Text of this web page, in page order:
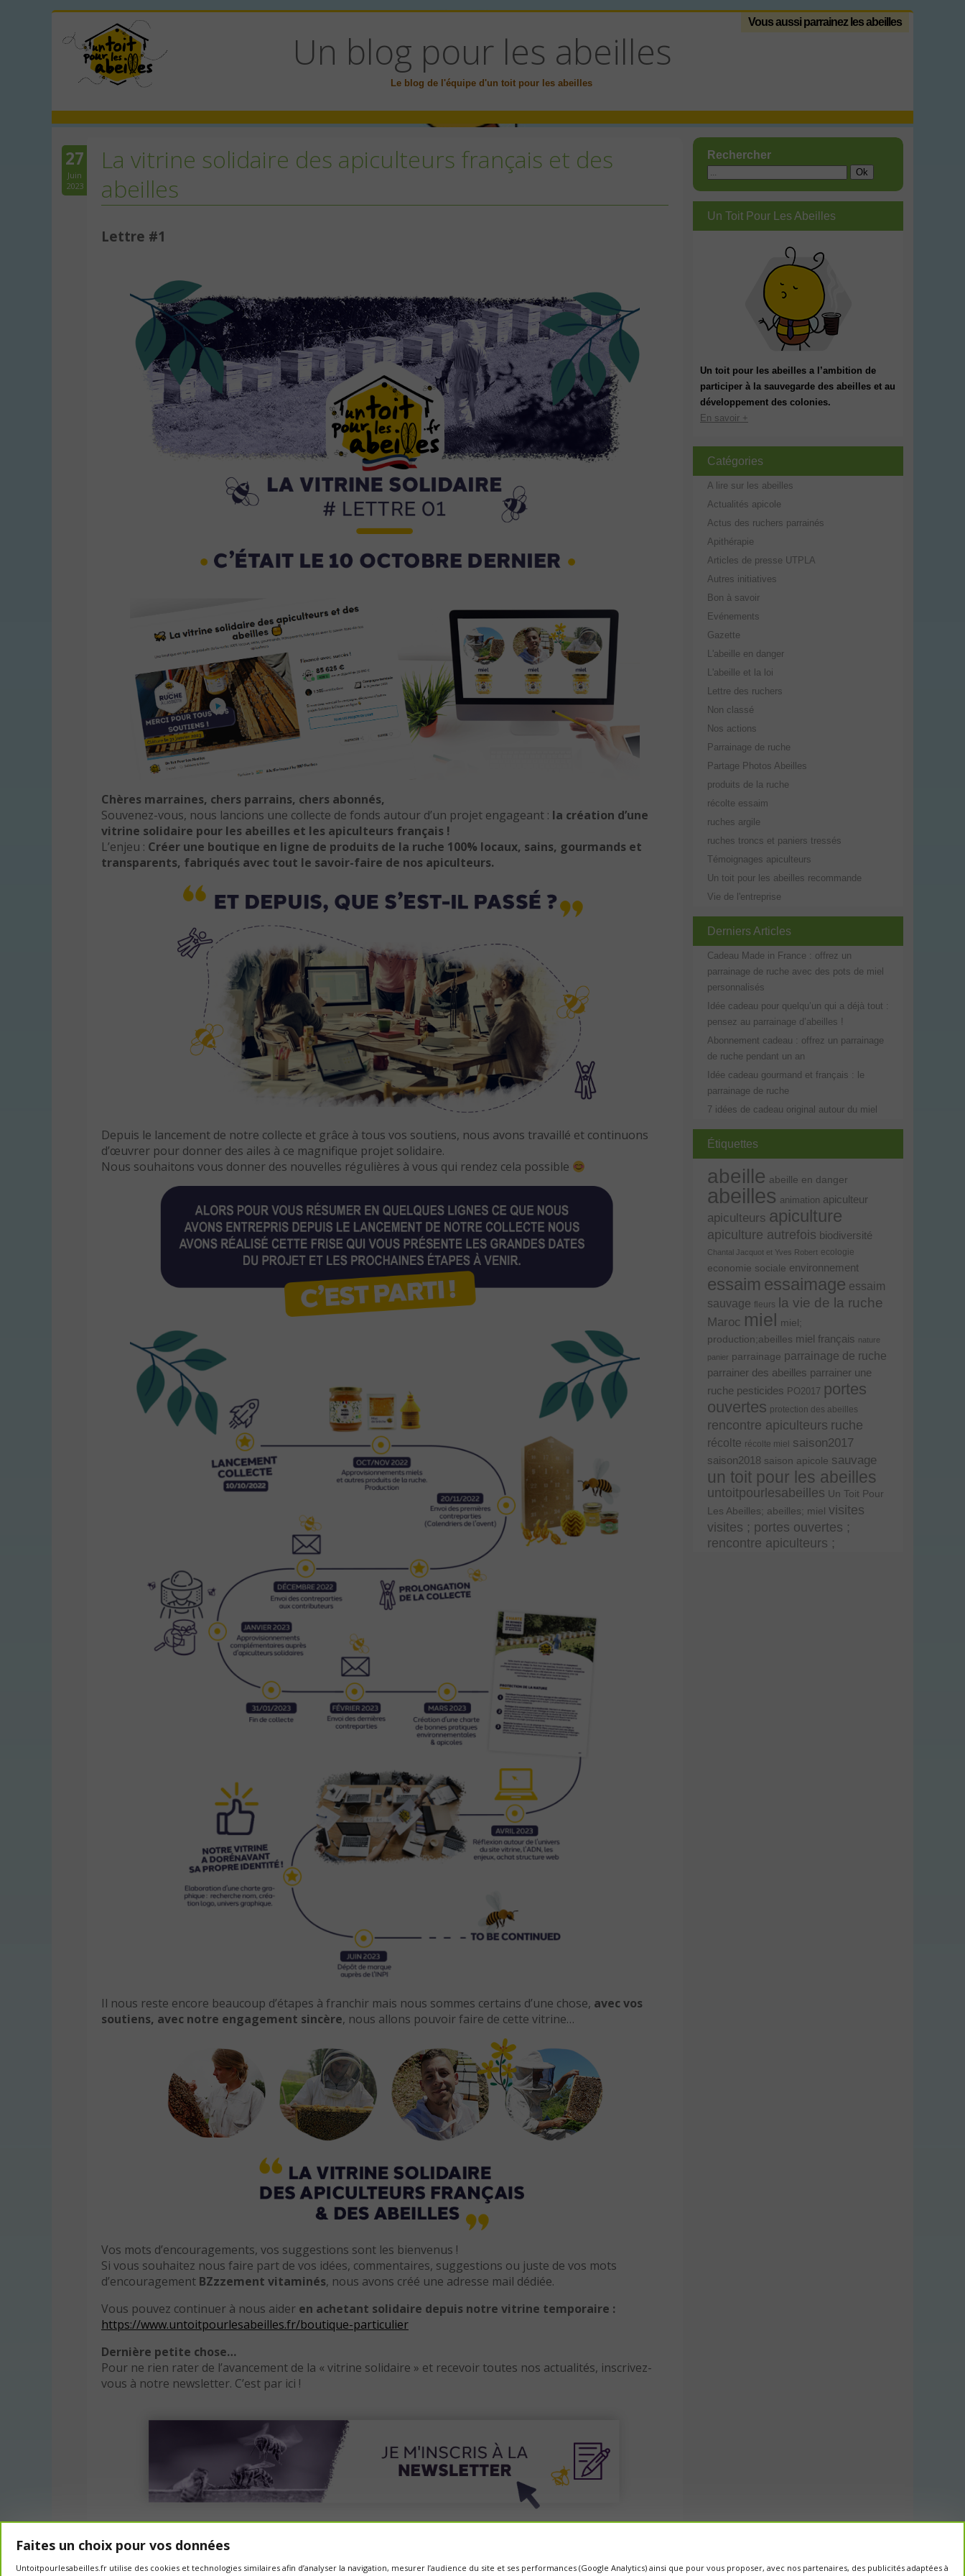
Faites un choix pour vos données
Untoitpourlesabeilles.fr utilise des cookies et technologies similaires afin d’analyser la navigation, mesurer l’audience du site et ses performances (Google Analytics) ainsi que pour vous proposer, avec nos partenaires, des publicités adaptées à
Vous aussi parrainez les abeilles
Un blog pour les abeilles
Le blog de l'équipe d'un toit pour les abeilles
27
Juin
2023
La vitrine solidaire des apiculteurs français et des
abeilles
Lettre #1
Chères marraines, chers parrains, chers abonnés,
Souvenez-vous, nous lancions une collecte de fonds autour d’un projet engageant : la création d’une
vitrine solidaire pour les abeilles et les apiculteurs français !
L’enjeu : Créer une boutique en ligne de produits de la ruche 100% locaux, sains, gourmands et
transparents, fabriqués avec tout le savoir-faire de nos apiculteurs.
Depuis le lancement de notre collecte et grâce à tous vos soutiens, nous avons travaillé et continuons
d’œuvrer pour donner des ailes à ce magnifique projet solidaire.
Nous souhaitons vous donner des nouvelles régulières à vous qui rendez cela possible
Il nous reste encore beaucoup d’étapes à franchir mais nous sommes certains d’une chose, avec vos
soutiens, avec notre engagement sincère, nous allons pouvoir faire de cette vitrine…
Vos mots d’encouragements, vos suggestions sont les bienvenus !
Si vous souhaitez nous faire part de vos idées, commentaires, suggestions ou juste de vos mots
d’encouragement BZzzement vitaminés, nous avons créé une adresse mail dédiée.
Vous pouvez continuer à nous aider en achetant solidaire depuis notre vitrine temporaire :
https://www.untoitpourlesabeilles.fr/boutique-particulier
Dernière petite chose…
Pour ne rien rater de l’avancement de la « vitrine solidaire » et recevoir toutes nos actualités, inscrivez-
vous à notre newsletter. C’est par ici !
Rechercher
Un Toit Pour Les Abeilles
Un toit pour les abeilles a l’ambition de
participer à la sauvegarde des abeilles et au
développement des colonies.
En savoir +
Catégories
A lire sur les abeilles
Actualités apicole
Actus des ruchers parrainés
Apithérapie
Articles de presse UTPLA
Autres initiatives
Bon à savoir
Evénements
Gazette
L'abeille en danger
L'abeille et la loi
Lettre des ruchers
Non classé
Nos actions
Parrainage de ruche
Partage Photos Abeilles
produits de la ruche
récolte essaim
ruches argile
ruches troncs et paniers tressés
Témoignages apiculteurs
Un toit pour les abeilles recommande
Vie de l'entreprise
Derniers Articles
Cadeau Made in France : offrez un
parrainage de ruche avec des pots de miel
personnalisés
Idée cadeau pour quelqu’un qui a déjà tout :
pensez au parrainage d’abeilles !
Abonnement cadeau : offrez un parrainage
de ruche pendant un an
Idée cadeau gourmand et français : le
parrainage de ruche
7 idées de cadeau original autour du miel
Étiquettes
abeille abeille en danger
abeilles animation apiculteur
apiculteurs apiculture
apiculture autrefois biodiversité
Chantal Jacquot et Yves Robert ecologie
economie sociale environnement
essaim essaimage essaim
sauvage fleurs la vie de la ruche
Maroc miel
miel;
production;abeilles miel français nature
panier parrainage parrainage de ruche
parrainer des abeilles parrainer une
ruche pesticides PO2017 portes
ouvertes protection des abeilles
rencontre apiculteurs ruche
récolte récolte miel saison2017
saison2018 saison apicole sauvage
un toit pour les abeilles
untoitpourlesabeilles Un Toit Pour
Les Abeilles; abeilles; miel visites
visites ; portes ouvertes ;
rencontre apiculteurs ;